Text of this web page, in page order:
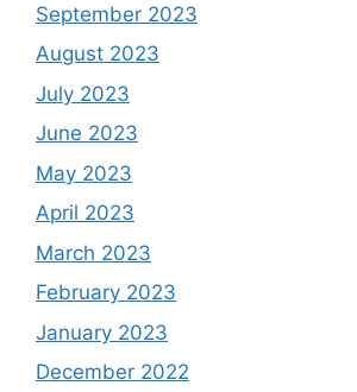
September 2023
August 2023
July 2023
June 2023
May 2023
April 2023
March 2023
February 2023
January 2023
December 2022